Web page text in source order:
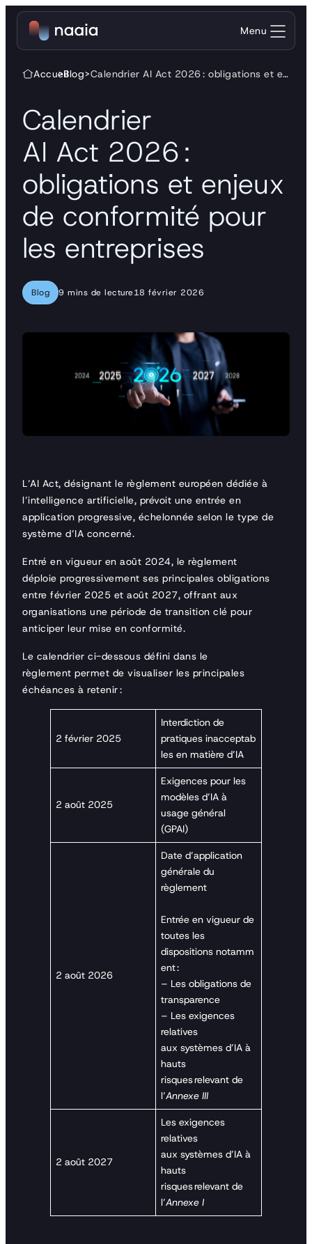
Aller au contenu
Menu
Accueil
>Blog> Calendrier AI Act 2026 : obligations et enjeux de conformité pour les entreprises
Calendrier
AI Act 2026 :
obligations et enjeux
de conformité pour
les entreprises
Blog 9 mins de lecture18 février 2026
L’AI Act, désignant le règlement européen dédiée à
l’intelligence artificielle, prévoit une entrée en
application progressive, échelonnée selon le type de
système d’IA concerné.
Entré en vigueur en août 2024, le règlement
déploie progressivement ses principales obligations
entre février 2025 et août 2027, offrant aux
organisations une période de transition clé pour
anticiper leur mise en conformité.
Le calendrier ci-dessous défini dans le
règlement permet de visualiser les principales
échéances à retenir :
2 février 2025
Interdiction de
pratiques inacceptab
les en matière d’IA
2 août 2025
Exigences pour les
modèles d’IA à
usage général
(GPAI)
2 août 2026
Date d’application
générale du
règlement
Entrée en vigueur de
toutes les
dispositions notamm
ent :
– Les obligations de
transparence
– Les exigences
relatives
aux systèmes d’IA à
hauts
risques relevant de
l’Annexe III
2 août 2027
Les exigences
relatives
aux systèmes d’IA à
hauts
risques relevant de
l’Annexe I